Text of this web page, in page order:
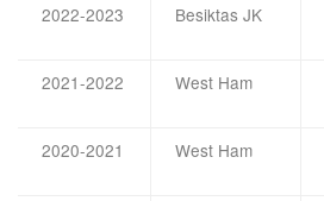
2022-2023
Besiktas JK
2021-2022
West Ham
2020-2021
West Ham